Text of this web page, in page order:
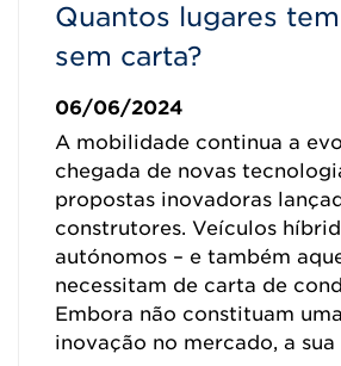
Quantos lugares
sem carta?
06/06/2024
A mobilidade continua a
chegada de novas
propostas inovadoras
construtores. Veículos
autónomos – e também
necessitam de carta de
Embora não constituam
inovação no mercado, a sua